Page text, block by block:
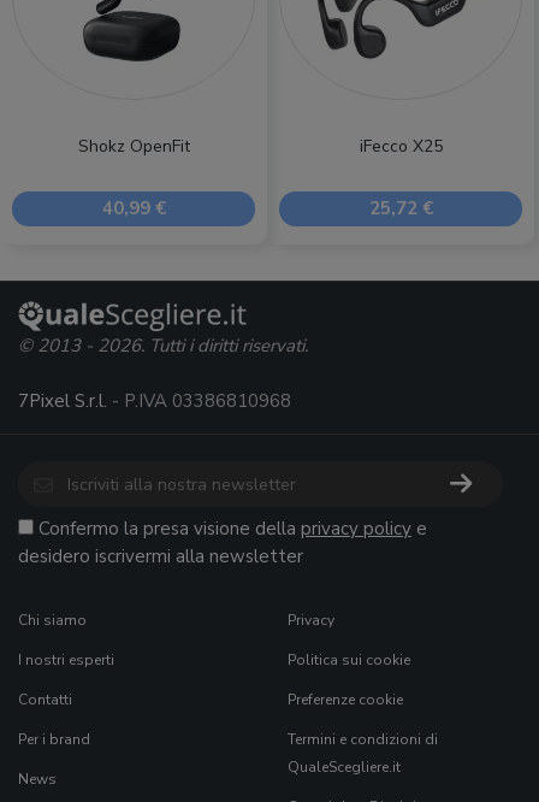
Shokz OpenFit
40,99 €
iFecco X25
25,72 €
© 2013 - 2026. Tutti i diritti riservati.
7Pixel S.r.l. - P.IVA 03386810968
Confermo la presa visione della privacy policy e
desidero iscrivermi alla newsletter
Chi siamo
I nostri esperti
Contatti
Per i brand
News
Privacy
Politica sui cookie
Preferenze cookie
Termini e condizioni di
QualeScegliere.it